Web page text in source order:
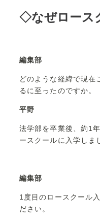
◇なぜロース
編集部
どのような経緯で現在
るに至ったのですか。
平野
法学部を卒業後、約1
ースクールに入学しま
編集部
1度目のロースクール
ださい。